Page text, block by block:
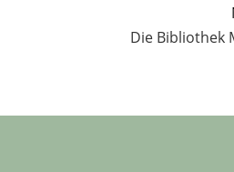
Die Bibliothek